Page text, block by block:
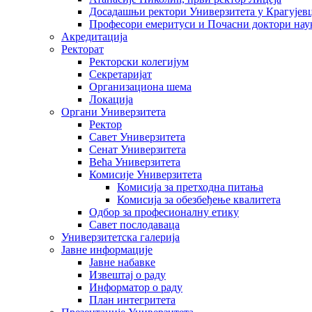
Досадашњи ректори Универзитета у
Професори емеритуси и Почасни доктори
Акредитација
Ректорат
Ректорски колегијум
Секретаријат
Организациона шема
Локација
Органи Универзитета
Ректор
Савет Универзитета
Сенат Универзитета
Већа Универзитета
Комисије Универзитета
Комисија за претходна питања
Комисија за обезбеђење квалитета
Одбор за професионалну етику
Савет послодаваца
Универзитетска галерија
Јавне информације
Јавне набавке
Извештај о раду
Информатор о раду
План интегритета